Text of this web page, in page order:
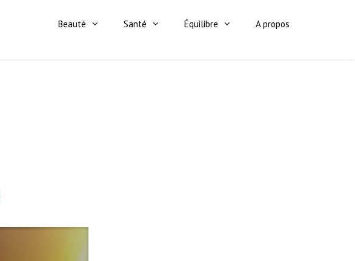
Beauté Santé Équilibre A propos